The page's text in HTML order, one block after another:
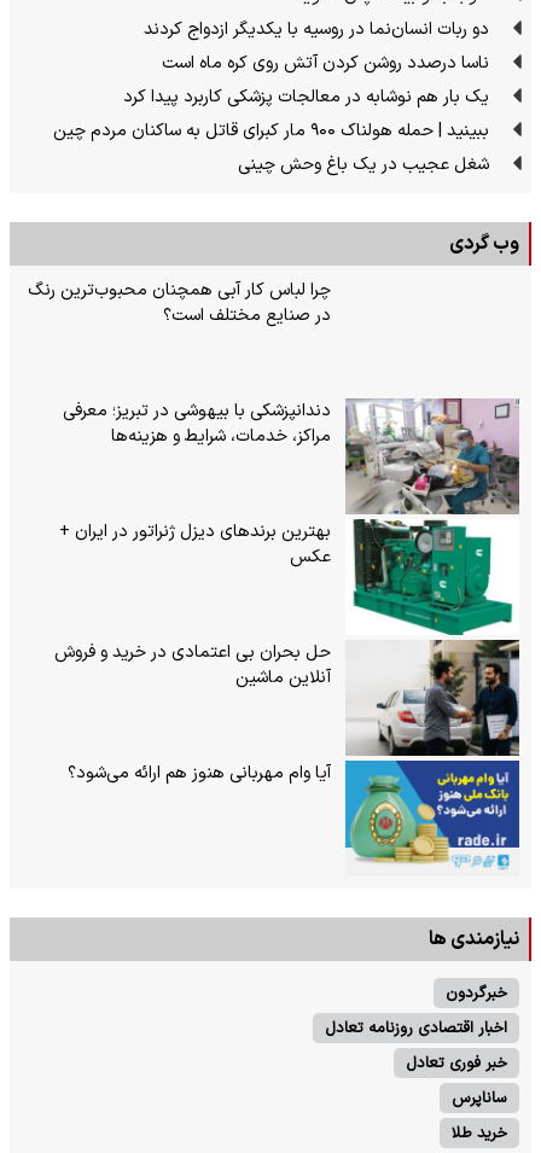
دو ربات انسان‌نما در روسیه با یکدیگر ازدواج کردند
ناسا درصدد روشن کردن آتش روی کره ماه است
یک بار هم نوشابه در معالجات پزشکی کاربرد پیدا کرد
ببینید | حمله هولناک ۹۰۰ مار کبرای قاتل به ساکنان مردم چین
شغل عجیب در یک باغ وحش چینی
وب گردی
چرا لباس کار آبی همچنان محبوب‌ترین رنگ
در صنایع مختلف است؟
دندانپزشکی با بیهوشی در تبریز؛ معرفی
مراکز، خدمات، شرایط و هزینه‌ها
بهترین برندهای دیزل ژنراتور در ایران +
عکس
حل بحران بی‌ اعتمادی در خرید و فروش
آنلاین ماشین
آیا وام مهربانی هنوز هم ارائه می‌شود؟
نیازمندی ها
خبرگردون
اخبار اقتصادی روزنامه تعادل
خبر فوری تعادل
ساناپرس
خرید طلا